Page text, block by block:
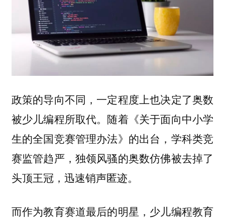
政策的导向不同，一定程度上也决定了奥数
被少儿编程所取代。随着《关于面向中小学
生的全国竞赛管理办法》的出台，学科类竞
赛监管趋严，独领风骚的奥数仿佛被去掉了
头顶王冠，迅速销声匿迹。
而作为教育赛道最后的明星，少儿编程教育